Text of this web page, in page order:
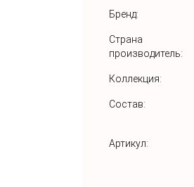
Бренд:
Страна
производитель:
Коллекция:
Состав:
Артикул: